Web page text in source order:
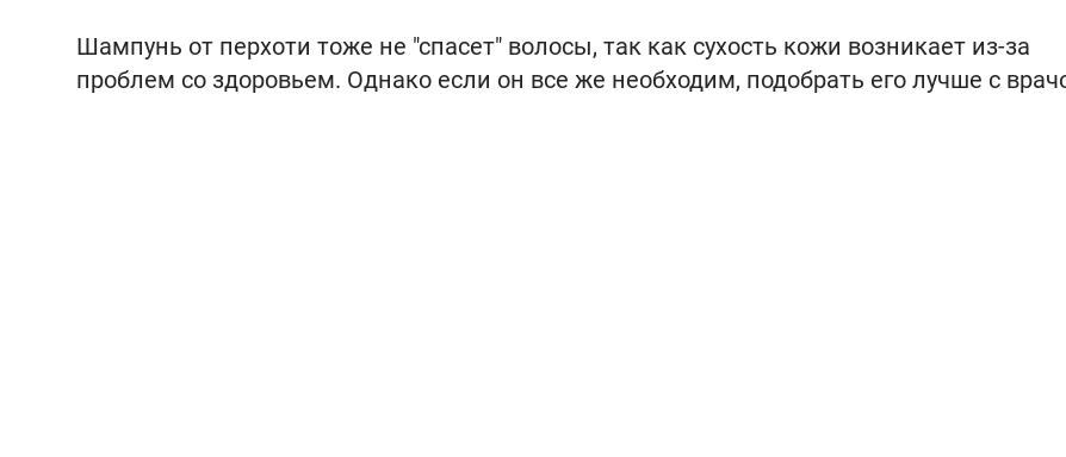
Шампунь от перхоти тоже не "спасет" волосы, так как сухость кожи возникает из-за
проблем со здоровьем. Однако если он все же необходим, подобрать его лучше с